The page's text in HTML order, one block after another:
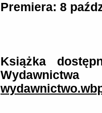
Premiera: 8
Książka